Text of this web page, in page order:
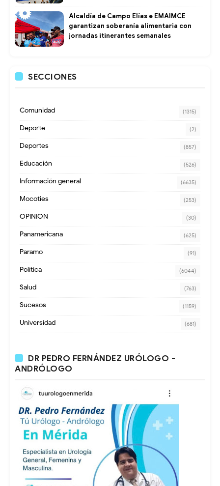
Alcaldía de Campo Elías e EMAIMCE
garantizan soberanía alimentaria con
jornadas itinerantes semanales
SECCIONES
Comunidad (1315)
Deporte (2)
Deportes (857)
Educación (526)
Información general (6635)
Mocoties (253)
OPINION (30)
Panamericana (625)
Paramo (91)
Política (6044)
Salud (763)
Sucesos (1159)
Universidad (681)
DR PEDRO FERNÁNDEZ URÓLOGO -
ANDRÓLOGO